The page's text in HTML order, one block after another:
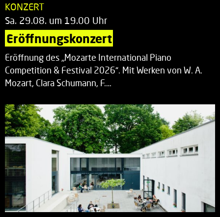
KONZERT
Sa. 29.08. um 19.00 Uhr
Eröffnungskonzert
Eröffnung des „Mozarte International Piano
Competition & Festival 2026“. Mit Werken von W. A.
Mozart, Clara Schumann, F.…